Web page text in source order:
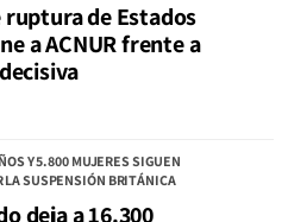
ruptura de Estados
a ACNUR frente a
Y 5.800 MUJERES SIGUEN
LA SUSPENSIÓN BRITÁNICA
deja a 16.300